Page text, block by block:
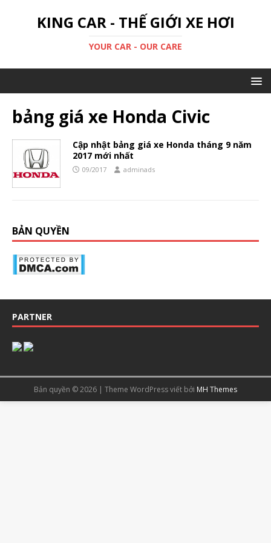
KING CAR - THẾ GIỚI XE HƠI
YOUR CAR - OUR CARE
bảng giá xe Honda Civic
Cập nhật bảng giá xe Honda tháng 9 năm
2017 mới nhất
09/2017 adminads
BẢN QUYỀN
PARTNER
Bản quyền © 2026 | Theme WordPress viết bởi MH Themes